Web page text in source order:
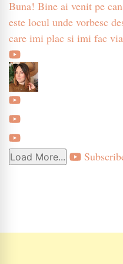
Buna! Bine ai venit pe
este locul unde vorbesc
care imi plac si imi fac
Load More...